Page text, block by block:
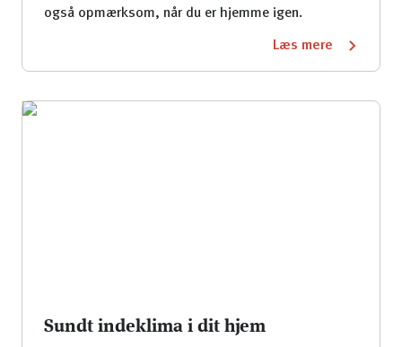
også opmærksom, når du er hjemme igen.
Læs mere
Sundt indeklima i dit hjem